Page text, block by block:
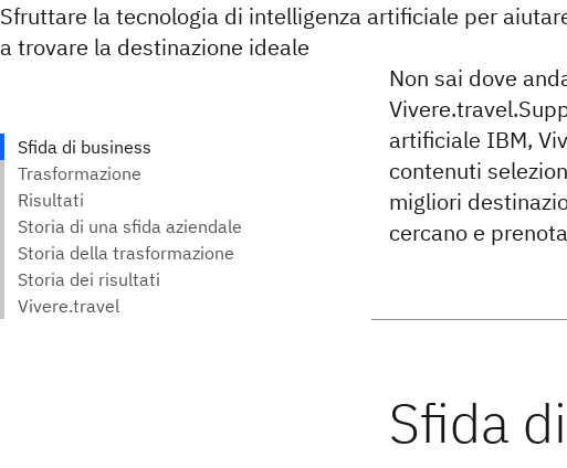
Sfruttare la tecnologia di intelligenza artificiale per
a trovare la destinazione ideale
Non sai dove
artificiale IBM,
contenuti
migliori
cercano e